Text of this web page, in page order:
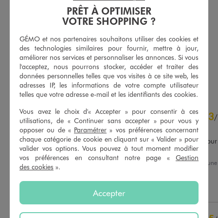
Veste de blazer coupe cintrée femme
4.5/5 de moyenne
(40 avis)
AJOUTERAU PANIER
Pantalon de tailleur coupe fuselée femme
25,99 €
4.5/5 de moyenne
(79 avis)
AJOUTER AU PANIER
4.5/5
Basé sur435
contrôle
Voir tous les avis sur ce site
5
282
étoiles
119
3/
Avis vérifié et récompensé
Qualité déplorable mais
attendais
Avis du27/07/2026 , suite à
PRÊT À OPTIMISER
VOTRE SHOPPING ?
GÉMO et nos partenaires souhaitons utiliser des cookies et
des technologies similaires pour fournir, mettre à jour,
améliorer nos services et personnaliser les annonces. Si vous
l'acceptez, nous pourrons stocker, accéder et traiter des
données personnelles telles que vos visites à ce site web, les
adresses IP, les informations de votre compte utilisateur
telles que votre adresse e-mail et les identifiants des cookies.
Vous avez le choix d'« Accepter » pour consentir à ces
utilisations, de « Continuer sans accepter » pour vous y
opposer ou de « Paramétrer » vos préférences concernant
chaque catégorie de cookie en cliquant sur « Valider » pour
valider vos options. Vous pouvez à tout moment modifier
vos préférences en consultant notre page « Gestion
des cookies ».
Accepter